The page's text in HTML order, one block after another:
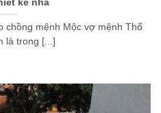
kế nhà
chồng mệnh Mộc vợ mệnh Thổ
là trong [...]